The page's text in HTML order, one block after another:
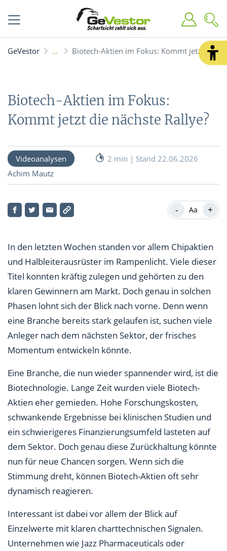
GeVestor Biotech-Aktien im Fokus: Kommt jetzt die
Biotech-Aktien im Fokus:
Kommt jetzt die nächste Rallye?
Videoanalysen
2 min | Stand 22.06.2026
Achim Mautz
- Aa +
In den letzten Wochen standen vor allem Chipaktien
und Halbleiterausrüster im Rampenlicht. Viele dieser
Titel konnten kräftig zulegen und gehörten zu den
klaren Gewinnern am Markt. Doch genau in solchen
Phasen lohnt sich der Blick nach vorne. Denn wenn
eine Branche bereits stark gelaufen ist, suchen viele
Anleger nach dem nächsten Sektor, der frisches
Momentum entwickeln könnte.
Eine Branche, die nun wieder spannender wird, ist die
Biotechnologie. Lange Zeit wurden viele Biotech-
Aktien eher gemieden. Hohe Forschungskosten,
schwankende Ergebnisse bei klinischen Studien und
ein schwierigeres Finanzierungsumfeld lasteten auf
dem Sektor. Doch genau diese Zurückhaltung könnte
nun für neue Chancen sorgen. Wenn sich die
Stimmung dreht, können Biotech-Aktien oft sehr
dynamisch reagieren.
Interessant ist dabei vor allem der Blick auf
Einzelwerte mit klaren charttechnischen Signalen.
Unternehmen wie Jazz Pharmaceuticals oder